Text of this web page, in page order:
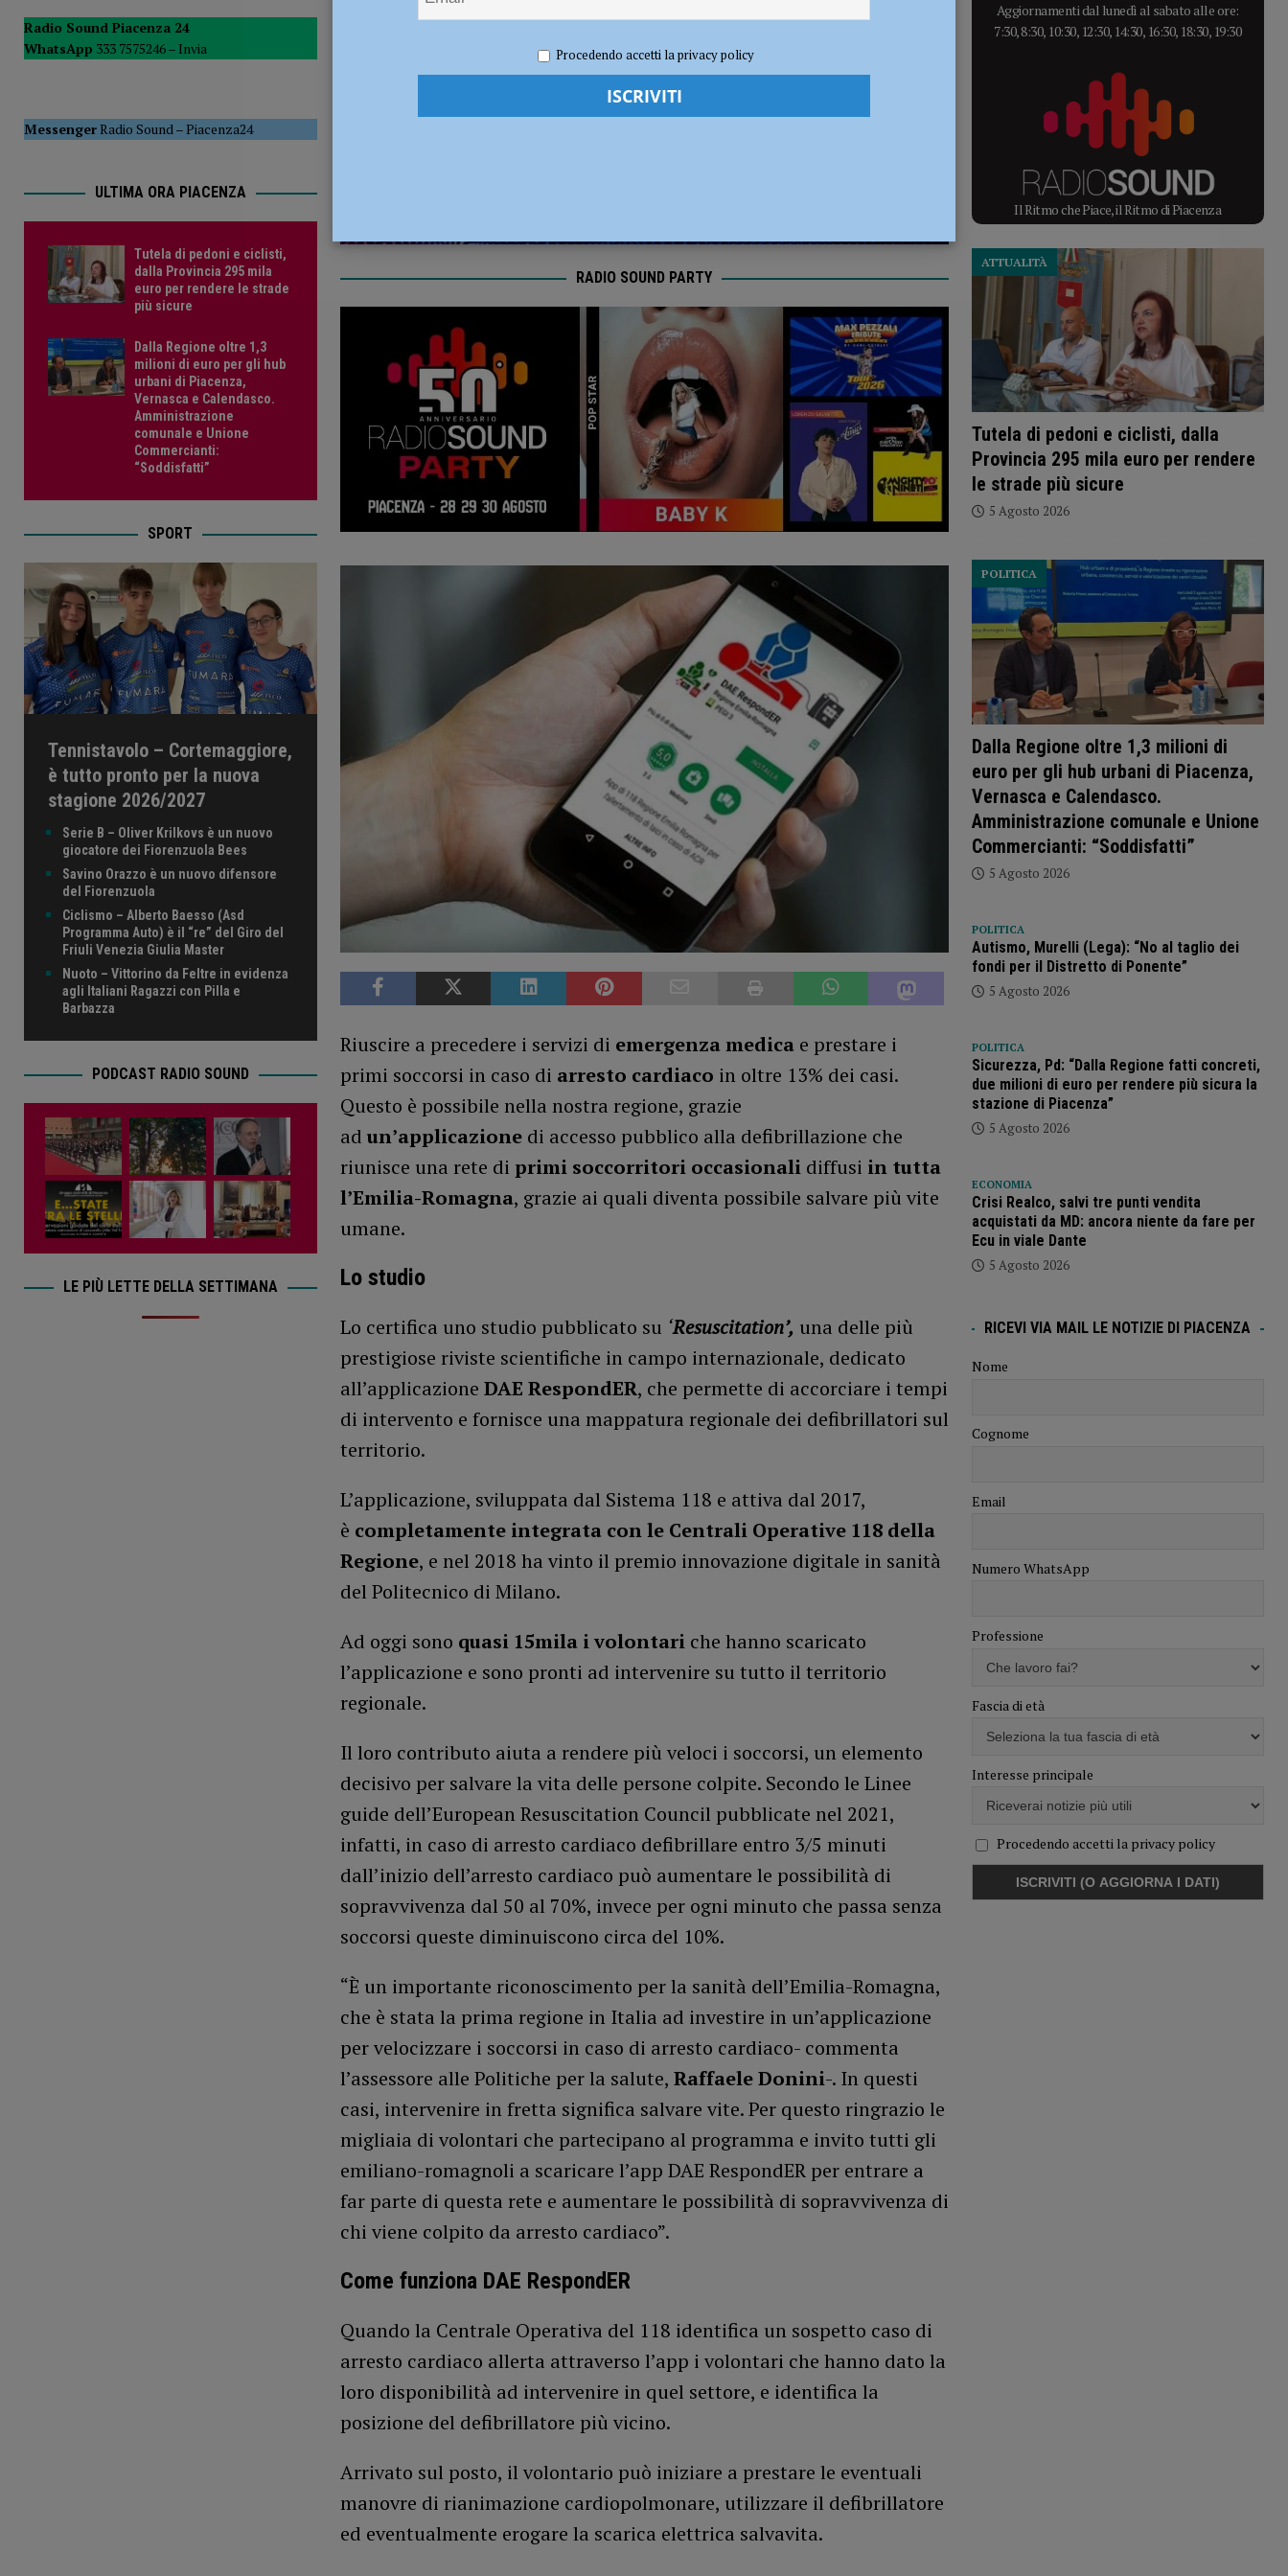
POLITICA
[ 5 Agosto 2026 ] Caldo estremo e asili nido, Tagliaferri (FdI): “Verificare subito la situazione nella provincia di Piacenza”
Redazione FG Attualità
RADIO SOUND PARTY
Riuscire a precedere i servizi di emergenza medicae prestare i
primi soccorsi in caso di arresto cardiaco in oltre 13% dei casi.
Questo è possibile nella nostra regione, grazie
ad un’applicazionedi accesso pubblico alla defibrillazione che
riunisce una rete di primi soccorritori occasionalidiffusi in tutta
l’Emilia-Romagna, grazie ai quali diventa possibile salvare più vite
umane.
Lo studio
Lo certifica uno studio pubblicato su ‘Resuscitation’, una delle più
prestigiose riviste scientifiche in campo internazionale, dedicato
all’applicazione DAE RespondER, che permette di accorciare i tempi
di intervento e fornisce una mappatura regionale dei defibrillatori sul
territorio.
L’applicazione, sviluppata dal Sistema 118 e attiva dal 2017,
è completamente integrata con le Centrali Operative 118 della
Regione, e nel 2018 ha vinto il premio innovazione digitale in sanità
del Politecnico di Milano.
Ad oggi sono quasi 15mila i volontariche hanno scaricato
l’applicazione e sono pronti ad intervenire su tutto il territorio
regionale.
Il loro contributo aiuta a rendere più veloci i soccorsi, un elemento
decisivo per salvare la vita delle persone colpite. Secondo le Linee
guide dell’European Resuscitation Council pubblicate nel 2021,
infatti, in caso di arresto cardiaco defibrillare entro 3/5 minuti
dall’inizio dell’arresto cardiaco può aumentare le possibilità di
sopravvivenza dal 50 al 70%, invece per ogni minuto che passa senza
soccorsi queste diminuiscono circa del 10%.
“È un importante riconoscimento per la sanità dell’Emilia-Romagna,
che è stata la prima regione in Italia ad investire in un’applicazione
per velocizzare i soccorsi in caso di arresto cardiaco- commenta
l’assessore alle Politiche per la salute, Raffaele Donini-. In questi
casi, intervenire in fretta significa salvare vite. Per questo ringrazio le
migliaia di volontari che partecipano al programma e invito tutti gli
emiliano-romagnoli a scaricare l’app DAE RespondER per entrare a
far parte di questa rete e aumentare le possibilità di sopravvivenza di
chi viene colpito da arresto cardiaco”.
Come funziona DAE RespondER
Quando la Centrale Operativa del 118 identifica un sospetto caso di
arresto cardiaco allerta attraverso l’app i volontari che hanno dato la
loro disponibilità ad intervenire in quel settore, e identifica la
posizione del defibrillatore più vicino.
Arrivato sul posto, il volontario può iniziare a prestare le eventuali
manovre di rianimazione cardiopolmonare, utilizzare il defibrillatore
ed eventualmente erogare la scarica elettrica salvavita.
Radio Sound Piacenza 24
WhatsApp 333 7575246 – Invia
MessengerRadio Sound–Piacenza24
ULTIMA ORA PIACENZA
Tutela di pedoni e ciclisti,
dalla Provincia 295 mila
euro per rendere le strade
più sicure
Dalla Regione oltre 1,3
milioni di euro per gli hub
urbani di Piacenza,
Vernasca e Calendasco.
Amministrazione
comunale e Unione
Commercianti:
“Soddisfatti”
SPORT
Tennistavolo – Cortemaggiore,
è tutto pronto per la nuova
stagione 2026/2027
Serie B – Oliver Krilkovs è un nuovo
giocatore dei Fiorenzuola Bees
Savino Orazzo è un nuovo difensore
del Fiorenzuola
Ciclismo – Alberto Baesso (Asd
Programma Auto) è il “re” del Giro del
Friuli Venezia Giulia Master
Nuoto – Vittorino da Feltre in evidenza
agli Italiani Ragazzi con Pilla e
Barbazza
PODCAST RADIO SOUND
LE PIÙ LETTE DELLA SETTIMANA
Aggiornamenti dal lunedì al sabato alle ore:
7:30, 8:30, 10:30, 12:30, 14:30, 16:30, 18:30, 19:30
Il Ritmo che Piace, il Ritmo di Piacenza
Tutela di pedoni e ciclisti, dalla
Provincia 295 mila euro per rendere
le strade più sicure
ATTUALITÀ
5 Agosto 2026
Dalla Regione oltre 1,3 milioni di
euro per gli hub urbani di Piacenza,
Vernasca e Calendasco.
Amministrazione comunale e Unione
Commercianti: “Soddisfatti”
POLITICA
5 Agosto 2026
POLITICA
Autismo, Murelli (Lega): “No al taglio dei
fondi per il Distretto di Ponente”
5 Agosto 2026
POLITICA
Sicurezza, Pd: “Dalla Regione fatti concreti,
due milioni di euro per rendere più sicura la
stazione di Piacenza”
5 Agosto 2026
ECONOMIA
Crisi Realco, salvi tre punti vendita
acquistati da MD: ancora niente da fare per
Ecu in viale Dante
5 Agosto 2026
RICEVI VIA MAIL LE NOTIZIE DI PIACENZA
Nome
Cognome
Email
Numero WhatsApp
Professione
Fascia di età
Interesse principale
Procedendo accetti la privacy policy
Procedendo accetti la privacy policy